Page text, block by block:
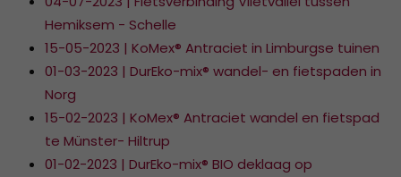
Hemiksem - Schelle
15-05-2023 | KoMex® Antraciet in Limburgse tuinen
01-03-2023 | DurEko-mix® wandel- en fietspaden in
Norg
15-02-2023 | KoMex® Antraciet wandel en fietspad
te Münster- Hiltrup
01-02-2023 | DurEko-mix® BIO deklaag op